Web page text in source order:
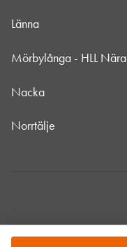
Länna
Mörbylånga - HLL Nära
Nacka
Norrtälje